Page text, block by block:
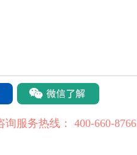
询服务热线： 400-660-8766